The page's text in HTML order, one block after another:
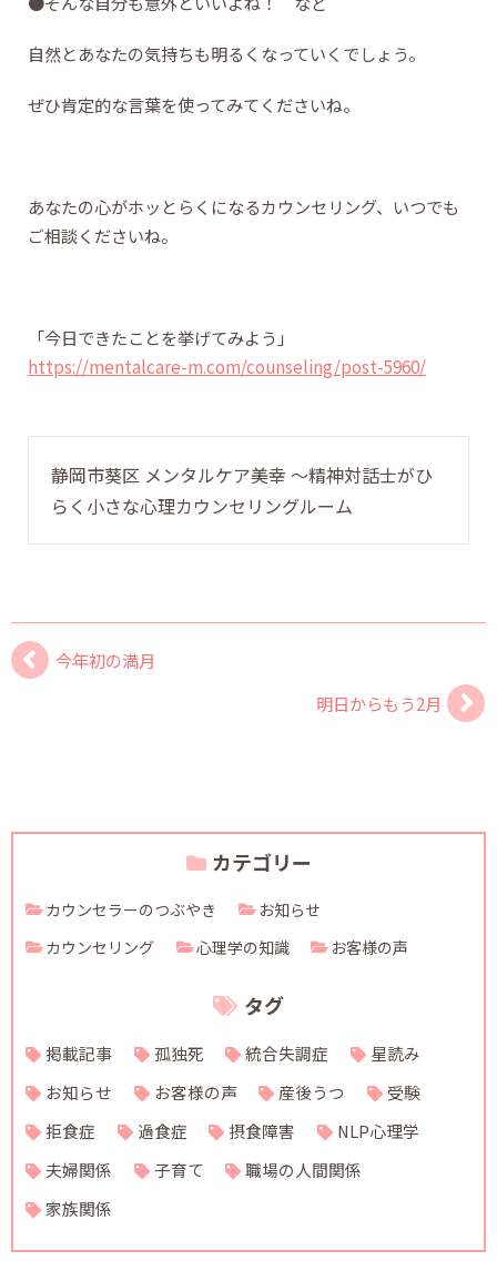
自然とあなたの気持ちも明るくなっていくでしょう。
ぜひ肯定的な言葉を使ってみてくださいね。
あなたの心がホッとらくになるカウンセリング、いつでも
ご相談くださいね。
「今日できたことを挙げてみよう」
https://mentalcare-m.com/counseling/post-5960/
静岡市葵区 メンタルケア美幸 〜精神対話士がひ
らく小さな心理カウンセリングルーム
今年初の満月
明日からもう2月
カテゴリー
カウンセラーのつぶやき
お知らせ
カウンセリング
心理学の知識 お客様の声
タグ
掲載記事 孤独死 統合失調症
星読み
お知らせ
お客様の声 産後うつ
受験
拒食症
過食症 摂食障害
NLP心理学
夫婦関係
子育て
職場の人間関係
家族関係